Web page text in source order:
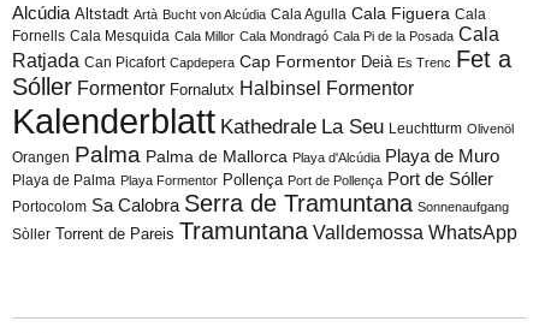
Alcúdia Altstadt Artà Bucht von Alcúdia Cala Agulla Cala Figuera Cala
Fornells Cala Mesquida Cala Millor Cala Mondragó Cala Pi de la Posada Cala
Ratjada Can Picafort Capdepera Cap Formentor Deià Es Trenc Fet a
Sóller Formentor Fornalutx Halbinsel Formentor
Kalenderblatt Kathedrale La Seu Leuchtturm Olivenöl
Orangen Palma Palma de Mallorca Playa d'Alcúdia Playa de Muro
Playa de Palma Playa Formentor Pollença Port de Pollença Port de Sóller
Portocolom Sa Calobra Serra de Tramuntana Sonnenaufgang
Sòller Torrent de Pareis Tramuntana Valldemossa WhatsApp